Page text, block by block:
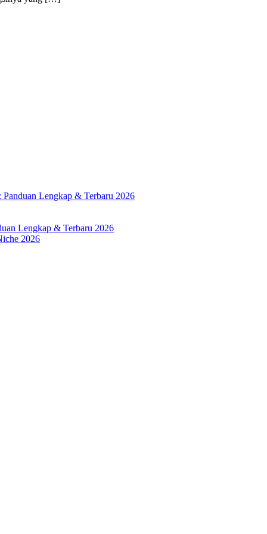
Lengkap & Terbaru 2026
Lengkap & Terbaru 2026
2026